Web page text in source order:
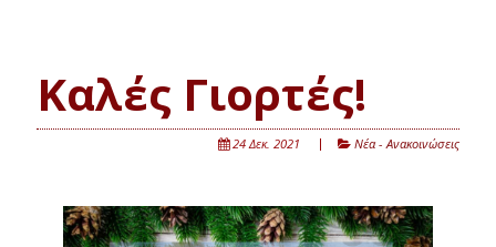
Καλές Γιορτές!
24 Δεκ. 2021 Νέα - Ανακοινώσεις